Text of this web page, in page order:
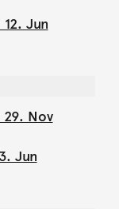
Jun
29. Nov
Jun